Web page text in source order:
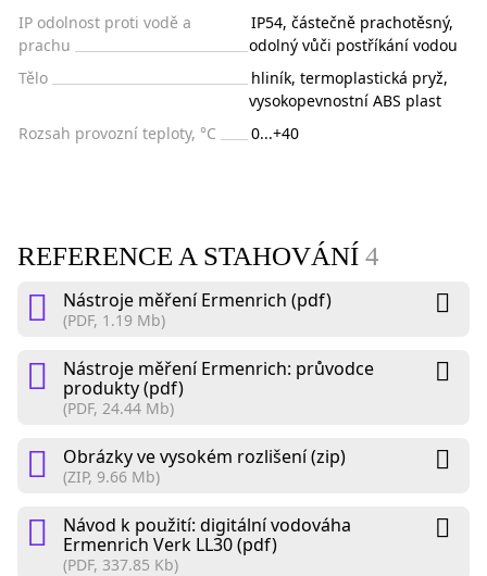
IP odolnost proti vodě a
prachu
IP54, částečně prachotěsný,
odolný vůči postříkání vodou
Tělo
hliník, termoplastická pryž,
vysokopevnostní ABS plast
Rozsah provozní teploty, °C
0...+40
REFERENCE A STAHOVÁNÍ 4
Nástroje měření Ermenrich (pdf)
(PDF, 1.19 Mb)
Nástroje měření Ermenrich: průvodce
produkty (pdf)
(PDF, 24.44 Mb)
Obrázky ve vysokém rozlišení (zip)
(ZIP, 9.66 Mb)
Návod k použití: digitální vodováha
Ermenrich Verk LL30 (pdf)
(PDF, 337.85 Kb)